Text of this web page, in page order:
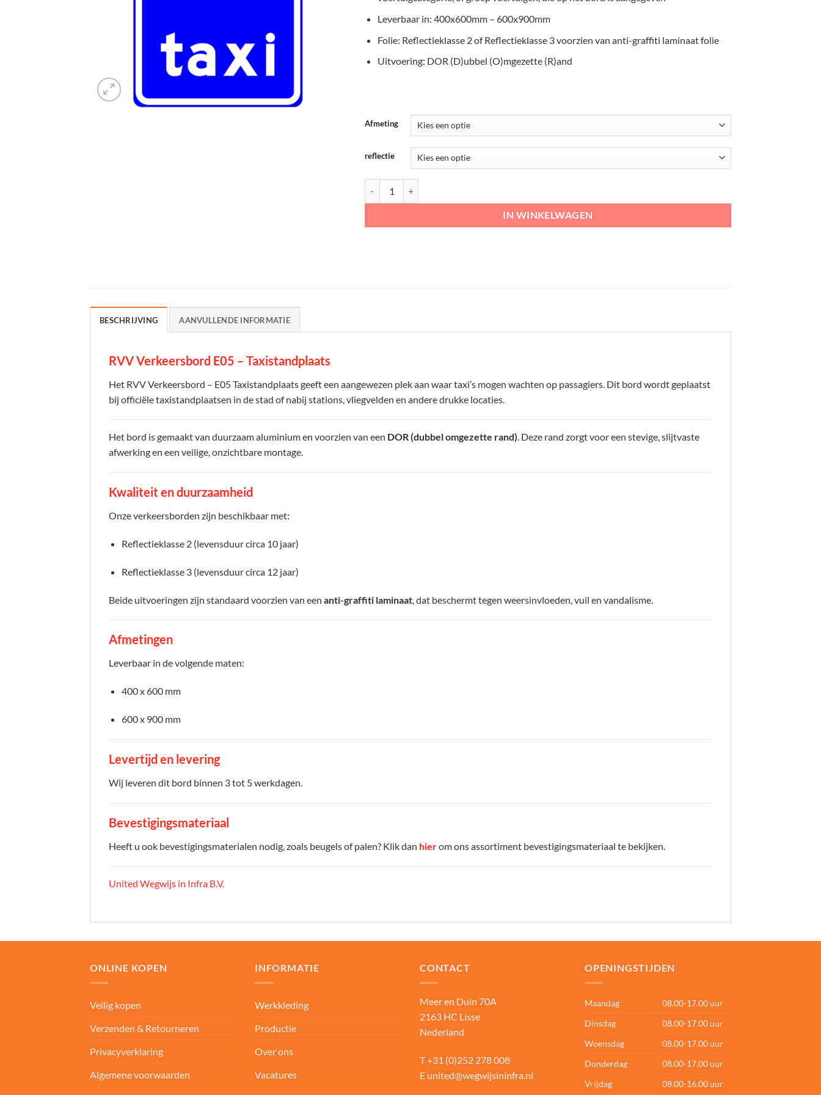
Leverbaar in: 400x600mm – 600x900mm
Folie: Reflectieklasse 2 of Reflectieklasse 3 voorzien van anti-graffiti laminaat folie
Uitvoering: DOR (D)ubbel (O)mgezette (R)and
Afmeting
reflectie
IN WINKELWAGEN
BESCHRIJVING AANVULLENDE INFORMATIE
RVV Verkeersbord E05 – Taxistandplaats
Het RVV Verkeersbord – E05 Taxistandplaats geeft een aangewezen plek aan waar taxi’s mogen wachten op passagiers. Dit bord wordt geplaatst
bij officiële taxistandplaatsen in de stad of nabij stations, vliegvelden en andere drukke locaties.
Het bord is gemaakt van duurzaam aluminium en voorzien van een DOR (dubbel omgezette rand). Deze rand zorgt voor een stevige, slijtvaste
afwerking en een veilige, onzichtbare montage.
Kwaliteit en duurzaamheid
Onze verkeersborden zijn beschikbaar met:
Reflectieklasse 2 (levensduur circa 10 jaar)
Reflectieklasse 3 (levensduur circa 12 jaar)
Beide uitvoeringen zijn standaard voorzien van een anti-graffiti laminaat , dat beschermt tegen weersinvloeden, vuil en vandalisme.
Afmetingen
Leverbaar in de volgende maten:
400 x 600 mm
600 x 900 mm
Levertijd en levering
Wij leveren dit bord binnen 3 tot 5 werkdagen.
Bevestigingsmateriaal
Heeft u ook bevestigingsmaterialen nodig, zoals beugels of palen? Klik dan hierom ons assortiment bevestigingsmateriaal te bekijken.
United Wegwijs in Infra B.V.
ONLINE KOPEN
Veilig kopen
Verzenden & Retourneren
Privacyverklaring
Algemene voorwaarden
INFORMATIE
Werkkleding
Productie
Over ons
Vacatures
CONTACT
Meer en Duin 70A
2163 HC Lisse
Nederland
T+31 (0)252 278 008
E united@wegwijsininfra.nl
OPENINGSTIJDEN
Maandag
08.00-17.00 uur
Dinsdag
08.00-17.00 uur
Woensdag
08.00-17.00 uur
Donderdag
08.00-17.00 uur
Vrijdag
08.00-16.00 uur